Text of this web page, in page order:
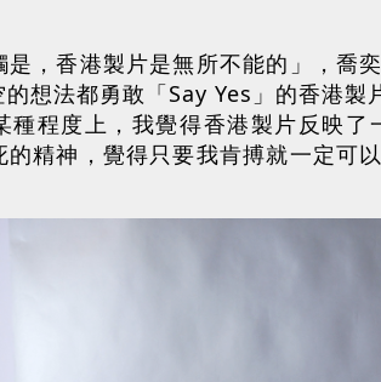
是，香港製片是無所不能的」，
想法都勇敢「Say Yes」的香港
種程度上，我覺得香港製片反映
精神，覺得只要我肯搏就一定可